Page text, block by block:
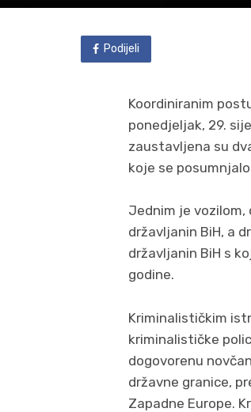
Podijeli
Koordiniranim
ponedjeljak, 29.
zaustavljena su
koje se
Jednim je vozilom,
državljanin BiH, a
državljanin BiH s
godine.
Kriminalističkim
kriminalističke
dogovorenu
državne granice,
Zapadne Europe.